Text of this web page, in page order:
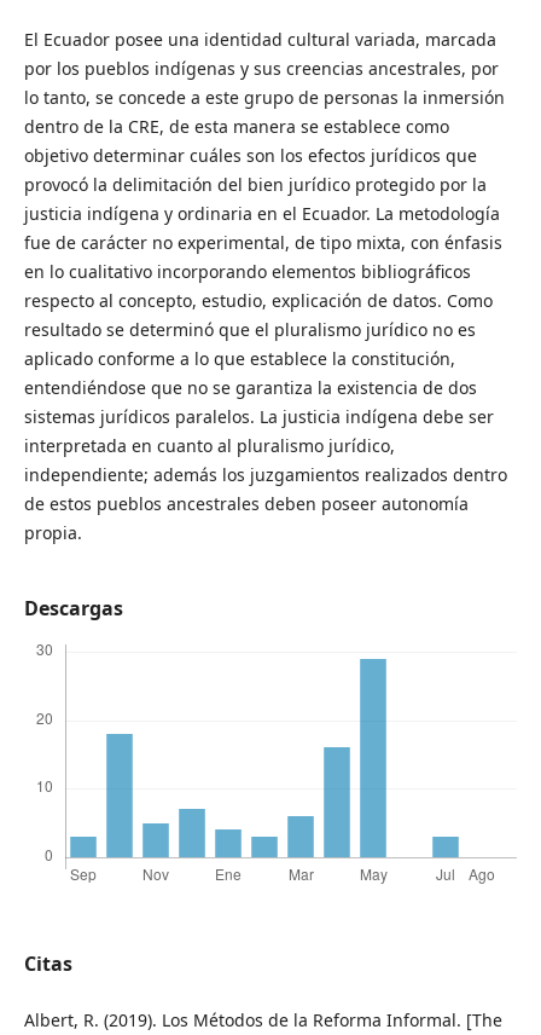
El Ecuador posee una identidad cultural variada, marcada
por los pueblos indígenas y sus creencias ancestrales, por
lo tanto, se concede a este grupo de personas la inmersión
dentro de la CRE, de esta manera se establece como
objetivo determinar cuáles son los efectos jurídicos que
provocó la delimitación del bien jurídico protegido por la
justicia indígena y ordinaria en el Ecuador. La metodología
fue de carácter no experimental, de tipo mixta, con énfasis
en lo cualitativo incorporando elementos bibliográficos
respecto al concepto, estudio, explicación de datos. Como
resultado se determinó que el pluralismo jurídico no es
aplicado conforme a lo que establece la constitución,
entendiéndose que no se garantiza la existencia de dos
sistemas jurídicos paralelos. La justicia indígena debe ser
interpretada en cuanto al pluralismo jurídico,
independiente; además los juzgamientos realizados dentro
de estos pueblos ancestrales deben poseer autonomía
propia.
Descargas
Citas
Albert, R. (2019). Los Métodos de la Reforma Informal. [The